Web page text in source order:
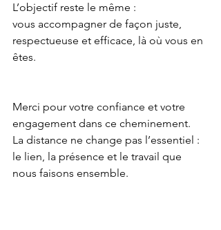
L’objectif reste le même :
vous accompagner de façon juste,
respectueuse et efficace, là où vous en
êtes.
Merci pour votre confiance et votre
engagement dans ce cheminement.
La distance ne change pas l’essentiel :
le lien, la présence et le travail que
nous faisons ensemble.